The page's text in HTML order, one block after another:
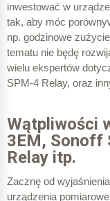
inwestować w
tak, aby móc
np. godzinowe
tematu nie będę
wielu ekspertów
SPM-4 Relay, oraz
Wątpliwości
3EM, Sonoff
Relay itp.
Zacznę od
urządzenia